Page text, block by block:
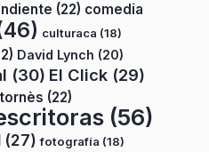
(22) comedia
culturaca (18)
David Lynch (20)
(30) El Click (29)
(22)
(56)
(27) fotografía (18)